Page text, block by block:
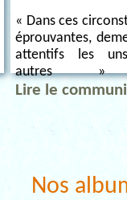
« Dans ces
éprouvantes,
attentifs les
autres
Lire le
Nos